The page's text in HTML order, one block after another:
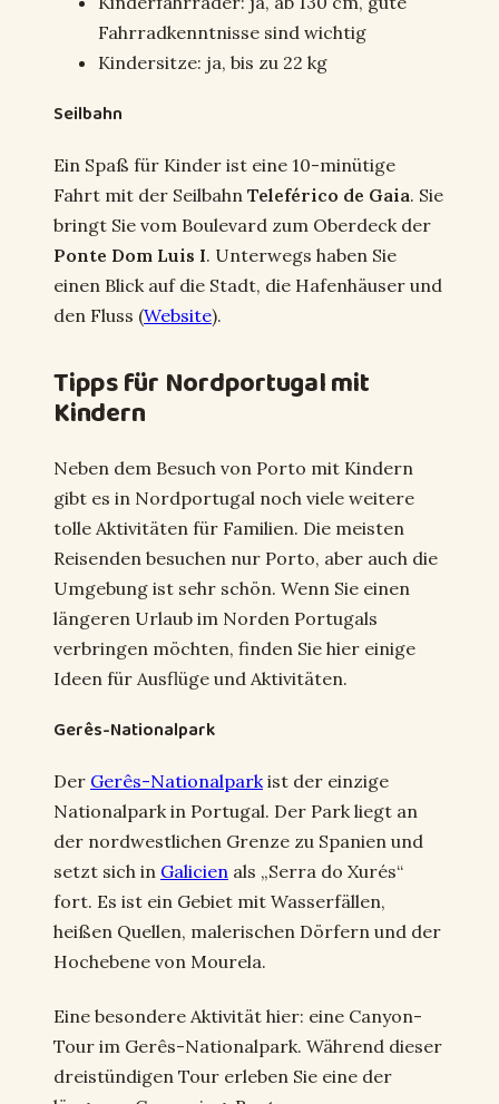
Fahrradkenntnisse sind wichtig
Kindersitze: ja, bis zu 22 kg
Seilbahn
Ein Spaß für Kinder ist eine 10-minütige
Fahrt mit der Seilbahn Teleférico de Gaia. Sie
bringt Sie vom Boulevard zum Oberdeck der
Ponte Dom Luis I. Unterwegs haben Sie
einen Blick auf die Stadt, die Hafenhäuser und
den Fluss (Website).
Tipps für Nordportugal mit
Kindern
Neben dem Besuch von Porto mit Kindern
gibt es in Nordportugal noch viele weitere
tolle Aktivitäten für Familien. Die meisten
Reisenden besuchen nur Porto, aber auch die
Umgebung ist sehr schön. Wenn Sie einen
längeren Urlaub im Norden Portugals
verbringen möchten, finden Sie hier einige
Ideen für Ausflüge und Aktivitäten.
Gerês-Nationalpark
Der Gerês-Nationalpark ist der einzige
Nationalpark in Portugal. Der Park liegt an
der nordwestlichen Grenze zu Spanien und
setzt sich in Galicien als „Serra do Xurés“
fort. Es ist ein Gebiet mit Wasserfällen,
heißen Quellen, malerischen Dörfern und der
Hochebene von Mourela.
Eine besondere Aktivität hier: eine Canyon-
Tour im Gerês-Nationalpark. Während dieser
dreistündigen Tour erleben Sie eine der